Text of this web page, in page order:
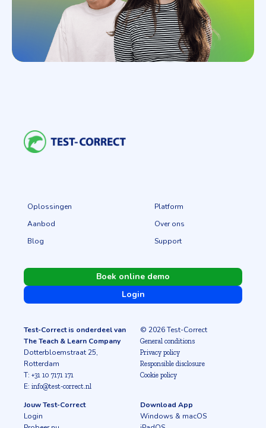
Oplossingen
Platform
Aanbod
Over ons
Blog
Support
Boek online demo
Login
Test-Correct is onderdeel van
The Teach & Learn Company
Dotterbloemstraat 25,
Rotterdam
T: +31 10 7171 171
E: info@test-correct.nl
© 2026 Test-Correct
General conditions
Privacy policy
Responsible disclosure
Cookie policy
Jouw Test-Correct
Login
Download App
Windows & macOS